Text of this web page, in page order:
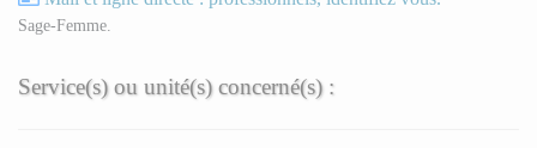
Sage-Femme.
Service(s) ou unité(s) concerné(s) :